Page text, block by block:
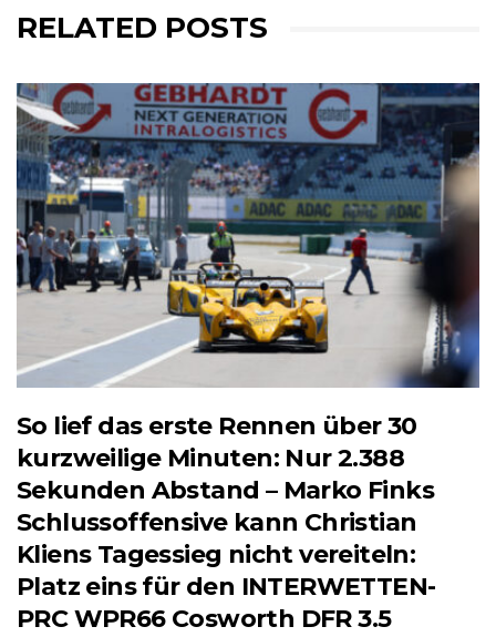
RELATED POSTS
So lief das erste Rennen über 30
kurzweilige Minuten: Nur 2.388
Sekunden Abstand – Marko Finks
Schlussoffensive kann Christian
Kliens Tagessieg nicht vereiteln:
Platz eins für den INTERWETTEN-
PRC WPR66 Cosworth DFR 3.5